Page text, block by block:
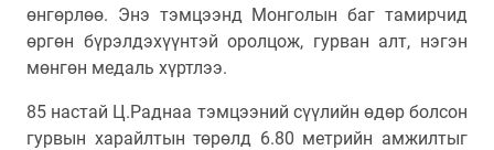
өнгөрлөө. Энэ тэмцээнд Монголын баг тамирчид
өргөн бүрэлдэхүүнтэй оролцож, гурван алт, нэгэн
мөнгөн медаль хүртлээ.
85 настай Ц.Раднаа тэмцээний сүүлийн өдөр болсон
гурвын харайлтын төрөлд 6.80 метрийн амжилтыг